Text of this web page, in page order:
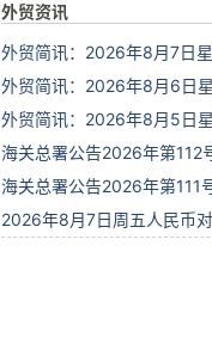
外贸资讯